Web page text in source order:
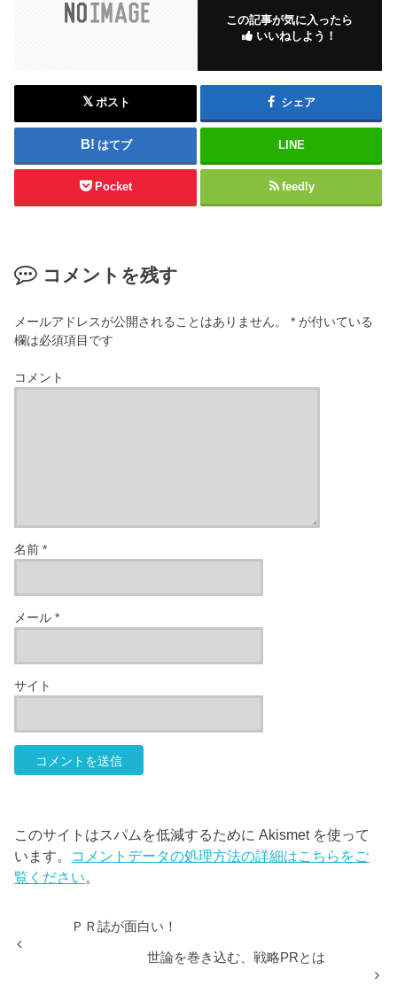
この記事が気に入ったら
いいねしよう！
ポスト シェア
はてブ LINE
Pocket feedly
コメントを残す
メールアドレスが公開されることはありません。 * が付いている
欄は必須項目です
コメント
名前*
メール*
サイト
このサイトはスパムを低減するために Akismet を使って
います。 コメントデータの処理方法の詳細はこちらをご
覧ください。
ＰＲ誌が面白い！
世論を巻き込む、戦略PRとは